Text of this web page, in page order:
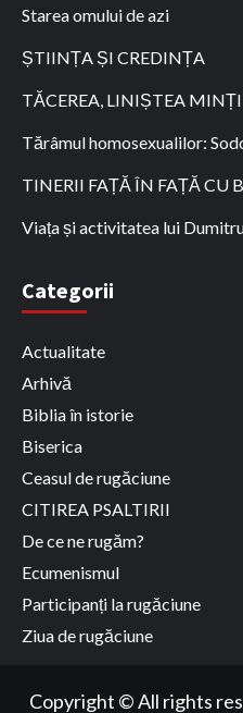
Starea omului de azi
ȘTIINȚA ȘI CREDINȚA
TĂCEREA, LINIȘTEA
Tărâmul homosexualilor:
TINERII FAȚĂ ÎN FAȚĂ CU
Viața și activitatea lui
Categorii
Actualitate
Arhivă
Biblia în istorie
Biserica
Ceasul de rugăciune
CITIREA PSALTIRII
De ce ne rugăm?
Ecumenismul
Participanți la rugăciune
Ziua de rugăciune
Copyright © All rights